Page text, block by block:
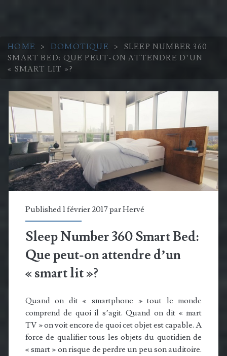
HOME > DOMOTIQUE >
SLEEP NUMBER 360
SMART BED: QUE PEUT-ON ATTENDRE D’UN
« SMART LIT »?
Published 1 février 2017 parHervé
Sleep Number 360 Smart Bed:
Que peut-on attendre d’un
« smart lit »?
Quand on dit « smartphone » tout le monde
comprend de quoi il s’agit. Quand on dit « mart
TV » on voit encore de quoi cet objet est capable. A
force de qualifier tous les objets du quotidien de
« smart » on risque de perdre un peu son auditoire.